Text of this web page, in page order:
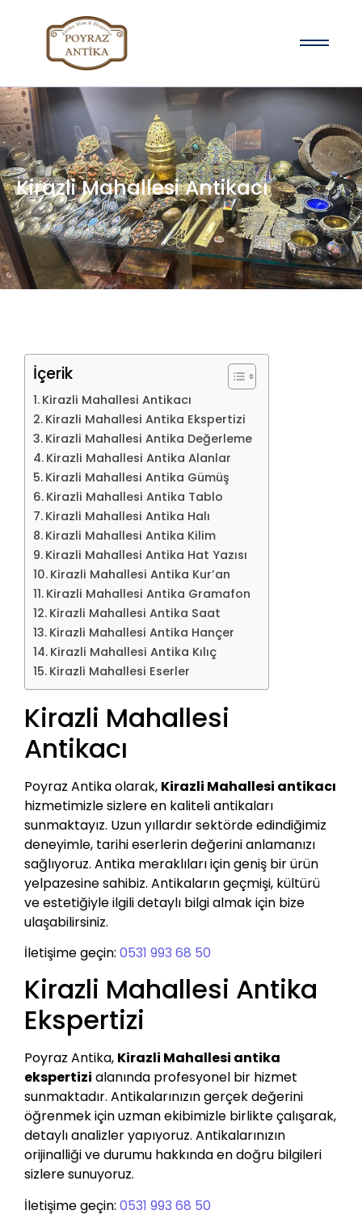
Kirazli Mahallesi Antikacı
İçerik
Kirazli Mahallesi Antikacı
Kirazli Mahallesi Antika Ekspertizi
Kirazli Mahallesi Antika Değerleme
Kirazli Mahallesi Antika Alanlar
Kirazli Mahallesi Antika Gümüş
Kirazli Mahallesi Antika Tablo
Kirazli Mahallesi Antika Halı
Kirazli Mahallesi Antika Kilim
Kirazli Mahallesi Antika Hat Yazısı
Kirazli Mahallesi Antika Kur’an
Kirazli Mahallesi Antika Gramafon
Kirazli Mahallesi Antika Saat
Kirazli Mahallesi Antika Hançer
Kirazli Mahallesi Antika Kılıç
Kirazli Mahallesi Eserler
Kirazli Mahallesi
Antikacı
Poyraz Antika olarak, Kirazli Mahallesi antikacı
hizmetimizle sizlere en kaliteli antikaları
sunmaktayız. Uzun yıllardır sektörde edindiğimiz
deneyimle, tarihi eserlerin değerini anlamanızı
sağlıyoruz. Antika meraklıları için geniş bir ürün
yelpazesine sahibiz. Antikaların geçmişi, kültürü
ve estetiğiyle ilgili detaylı bilgi almak için bize
ulaşabilirsiniz.
İletişime geçin: 0531 993 68 50
Kirazli Mahallesi Antika
Ekspertizi
Poyraz Antika, Kirazli Mahallesi antika
ekspertizi alanında profesyonel bir hizmet
sunmaktadır. Antikalarınızın gerçek değerini
öğrenmek için uzman ekibimizle birlikte çalışarak,
detaylı analizler yapıyoruz. Antikalarınızın
orijinalliği ve durumu hakkında en doğru bilgileri
sizlere sunuyoruz.
İletişime geçin: 0531 993 68 50